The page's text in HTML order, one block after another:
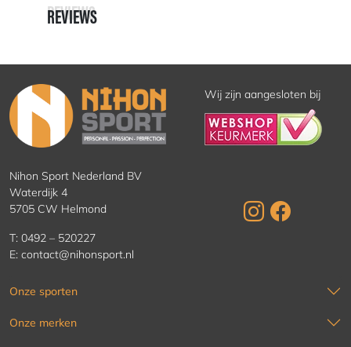
REVIEWS
REVIEWS
Wij zijn aangesloten bij
Nihon Sport Nederland BV
Waterdijk 4
5705 CW Helmond
T: 0492 – 520227
E: contact@nihonsport.nl
Onze sporten
Onze merken